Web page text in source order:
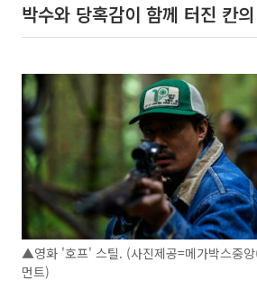
박수와 당혹감이 함께 터진 칸
▲영화 '호프' 스틸. (사진제공=메가박스중
먼트)